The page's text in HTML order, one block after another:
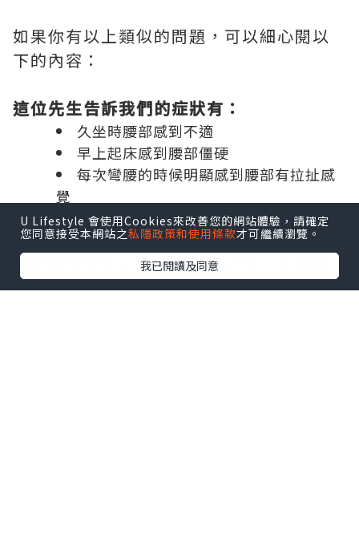
如果你有以上類似的問題，可以細心閱以
下的內容：
這位先生告訴我們的症狀有：
久坐時腰部感到不適
早上起床感到腰部僵硬
每次彎腰的時候明顯感到腰部有拉扯感
覺
有時會有腿部麻木感
有時打乞嗤都會有腰痛問題
他說自從腰部出現這些感覺之後，便感到
害怕，暫時不夠膽再次做重量訓練，怕會
U Lifestyle 會使用Cookies來改善您的網站體驗，請確定
您同意接受本網站之私隱政策和使用條款才可繼續瀏覽。
我已閱讀及同意